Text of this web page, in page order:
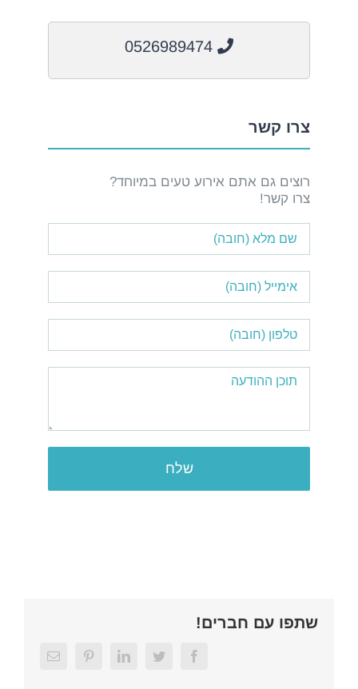
צרו קשר
רוצים גם אתם אירוע טעים במיוחד?
צרו קשר!
שתפו עם חברים!
Facebook
Twitter
LinkedIn
Pinterest
Email